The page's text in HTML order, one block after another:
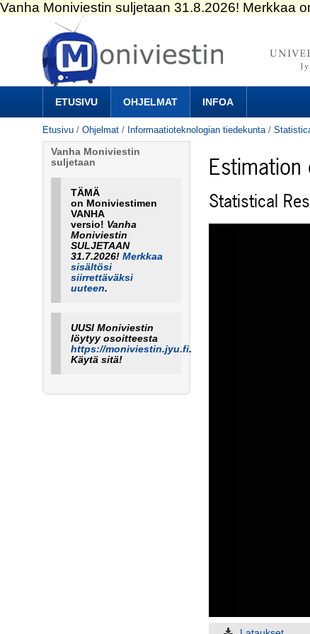
Siirry
sisältöön.
|
Siirry
navigointiin
ETUSIVU OHJELMAT INFOA
Etusivu /Ohjelmat / Informaatioteknologian tiedekunta /
Statistical
Vanha Moniviestin
suljetaan
TÄMÄ
on Moniviestimen
VANHA
versio! Vanha
Moniviestin
SULJETAAN
31.7.2026! Merkkaa
sisältösi
siirrettäväksi
uuteen.
UUSI Moniviestin
löytyy osoitteesta
https://moniviestin.jyu.fi.
Käytä sitä!